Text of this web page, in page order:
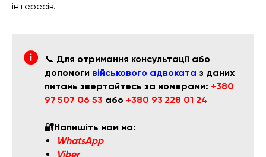
інтересів.
📞 Для отримання консультації або
допомоги військового адвоката з даних
питань звертайтесь за номерами: +380
97 507 06 53 або +380 93 228 01 24
🔐Напишіть нам на:
WhatsApp
Viber